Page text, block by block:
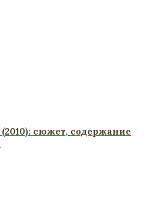
сюжет, содержание